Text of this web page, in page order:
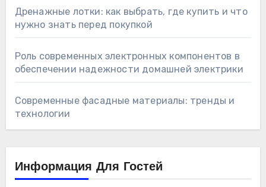
Дренажные лотки: как выбрать, где купить и что
нужно знать перед покупкой
Роль современных электронных компонентов в
обеспечении надежности домашней электрики
Современные фасадные материалы: тренды и
технологии
Информация Для Гостей